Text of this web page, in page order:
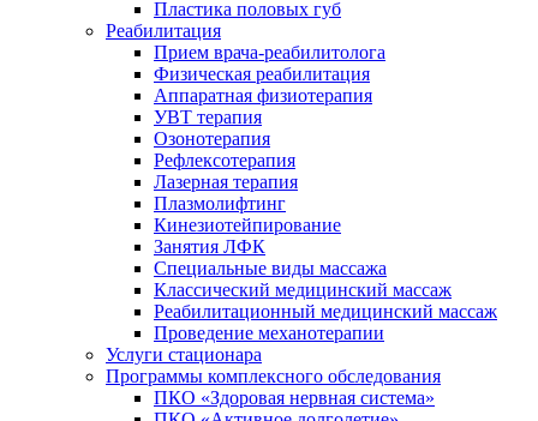
Пластика половых губ
Реабилитация
Прием врача-реабилитолога
Физическая реабилитация
Аппаратная физиотерапия
УВТ терапия
Озонотерапия
Рефлексотерапия
Лазерная терапия
Плазмолифтинг
Кинезиотейпирование
Занятия ЛФК
Специальные виды массажа
Классический медицинский массаж
Реабилитационный медицинский массаж
Проведение механотерапии
Услуги стационара
Программы комплексного обследования
ПКО «Здоровая нервная система»